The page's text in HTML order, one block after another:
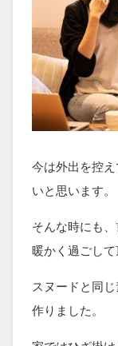
今は外出を控
いと思います。
そんな時にも
暖かく過ごして
スヌードと同
作りました。